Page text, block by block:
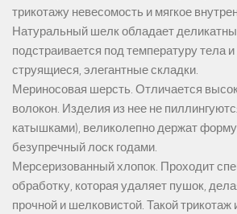
трикотажу невесомость и мягкое
Натуральный шелк обладает
подстраивается под температуру тела
струящиеся, элегантные складки.
Мериносовая шерсть. Отличается
волокон. Изделия из нее не
катышками), великолепно держат
безупречный лоск годами.
Мерсеризованный хлопок. Проходит
обработку, которая удаляет пушок,
прочной и шелковистой. Такой трикотаж